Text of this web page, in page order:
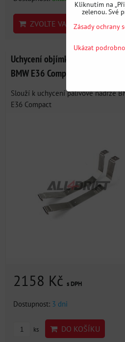
ZVOLTE VARIANTU
Uchycení objímky palivové nádrže
BMW E36 Compact
Slouží k uchycení palivové nádrže
E36 Compact
2158 Kč s DPH
Dostupnost: 3 dni
ks DO KOŠÍKU
Kliknutím na
zelenou. Své
Zásady ochrany
Ukázat